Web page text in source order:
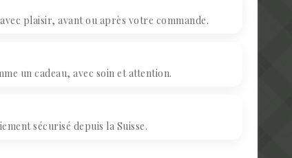
plaisir, avant ou après votre commande.
un cadeau, avec soin et attention.
sécurisé depuis la Suisse.